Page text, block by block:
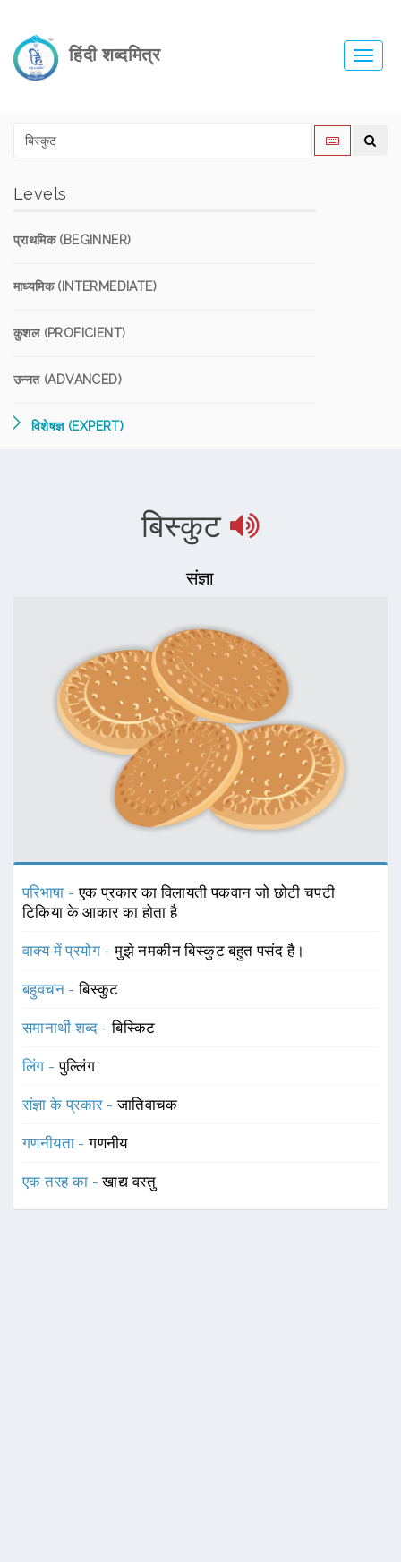
हिंदी शब्दमित्र
Levels
प्राथमिक (BEGINNER)
माध्यमिक (INTERMEDIATE)
कुशल (PROFICIENT)
उन्नत (ADVANCED)
विशेषज्ञ (EXPERT)
बिस्कुट
संज्ञा
परिभाषा -एक प्रकार का विलायती पकवान जो छोटी चपटी
टिकिया के आकार का होता है
वाक्य में प्रयोग -मुझे नमकीन बिस्कुट बहुत पसंद है।
बहुवचन -बिस्कुट
समानार्थी शब्द -बिस्किट
लिंग -पुल्लिंग
संज्ञा के प्रकार -जातिवाचक
गणनीयता -गणनीय
एक तरह का -खाद्य वस्तु